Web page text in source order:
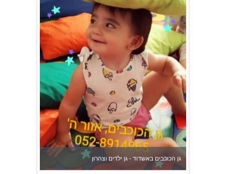
גן הכוכבים באשדוד - גן ילדים וצהרון